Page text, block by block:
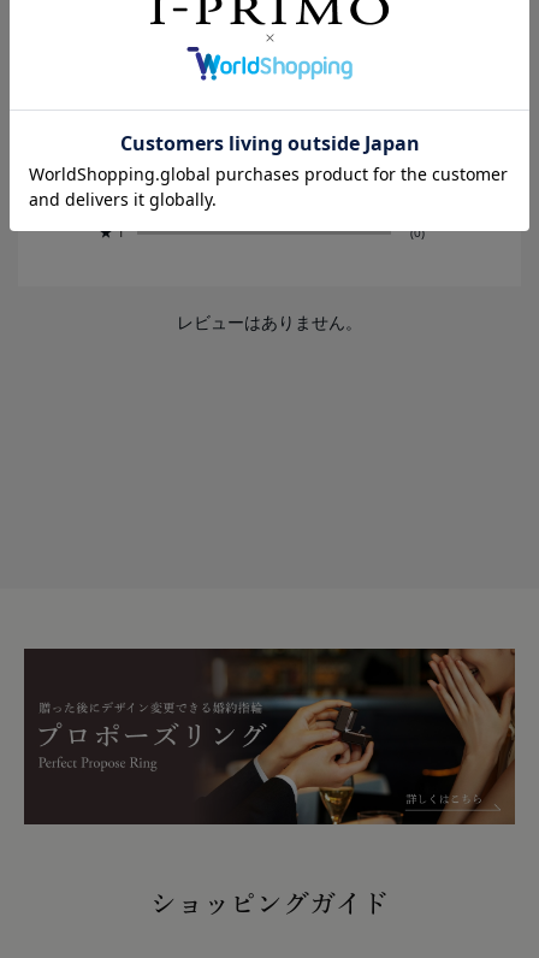
0.0
レビュー件数：0件
★5 (0)
4 (0)
★3 (0)
★2
★1 (0)
レビューはありません。
ショッピングガイド